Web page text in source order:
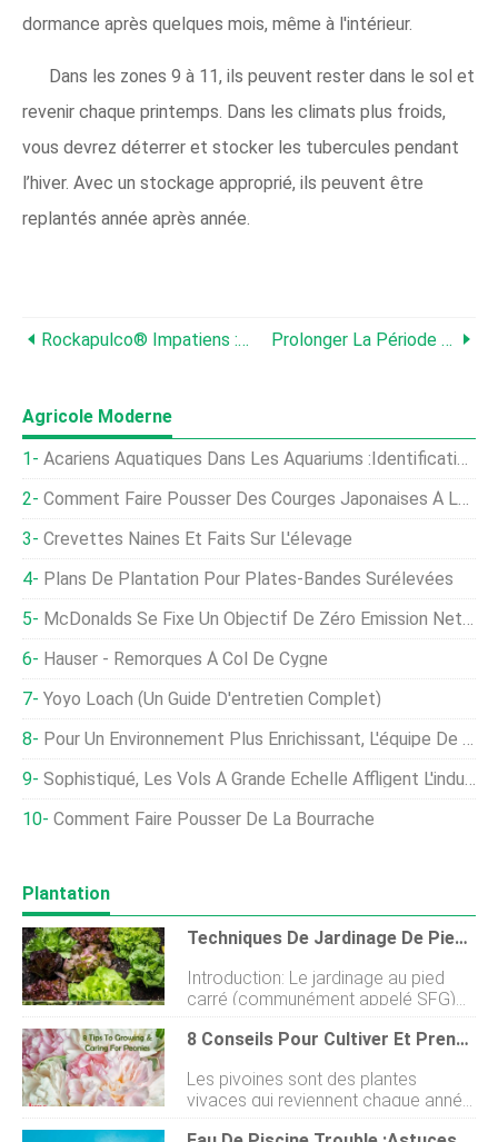
dormance après quelques mois, même à l'intérieur.
Dans les zones 9 à 11, ils peuvent rester dans le sol et
revenir chaque printemps. Dans les climats plus froids,
vous devrez déterrer et stocker les tubercules pendant
l’hiver. Avec un stockage approprié, ils peuvent être
replantés année après année.
Rockapulco® Impatiens :Guide De Plantation, De Culture Et D'entretien Prolonger La Période De Floraison Annuelle :conseils D'experts Pour Un Jardin D'été Continu
Agricole Moderne
Acariens Aquatiques Dans Les Aquariums :identification, Impact Et Gestion
Comment Faire Pousser Des Courges Japonaises À La Maison | Conseils D'entretien Et De Croissance
Crevettes Naines Et Faits Sur L'élevage
Plans De Plantation Pour Plates-Bandes Surélevées
McDonalds Se Fixe Un Objectif De Zéro Émission Nette De Carbone Pour 2050
Hauser - Remorques À Col De Cygne
Yoyo Loach (un Guide D'entretien Complet)
Pour Un Environnement Plus Enrichissant, L'équipe De Protection Des Animaux De Tyson Foods Laisse Les Poulets Choisir
Sophistiqué, Les Vols À Grande Échelle Affligent L'industrie Des Noix En Californie
Comment Faire Pousser De La Bourrache
Plantation
Techniques De Jardinage De Pied Carré, Des Idées En Inde
Introduction: Le jardinage au pied
carré (communément appelé SFG)
est une méthode de plantation dans
laquelle la zone de plantation est
donnent un aspect de jardinage
intensif dans une petite zone de
jardinage. Cest un moyen simple de
8 Conseils Pour Cultiver Et Prendre Soin Des Pivoines
Les pivoines sont des plantes
vivaces qui reviennent chaque année
en fleurissant du printemps à lété. Ce